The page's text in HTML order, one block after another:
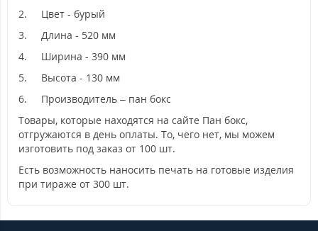
2.
Цвет - бурый
3.
Длина - 520 мм
4.
Ширина - 390 мм
5.
Высота - 130 мм
6.
Производитель – пан бокс
Товары, которые находятся на сайте Пан бокс,
отгружаются в день оплаты. То, чего нет, мы можем
изготовить под заказ от 100 шт.
Есть возможность наносить печать на готовые изделия
при тираже от 300 шт.